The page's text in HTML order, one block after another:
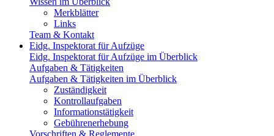
Merkblätter
Links
Team & Kontakt
Eidg. Inspektorat für Aufzüge
Eidg. Inspektorat für Aufzüge im Überblick
Aufgaben & Tätigkeiten
Aufgaben & Tätigkeiten im Überblick
Zuständigkeit
Kontrollaufgaben
Informationstätigkeit
Gebührenerhebung
Vorschriften & Reglemente